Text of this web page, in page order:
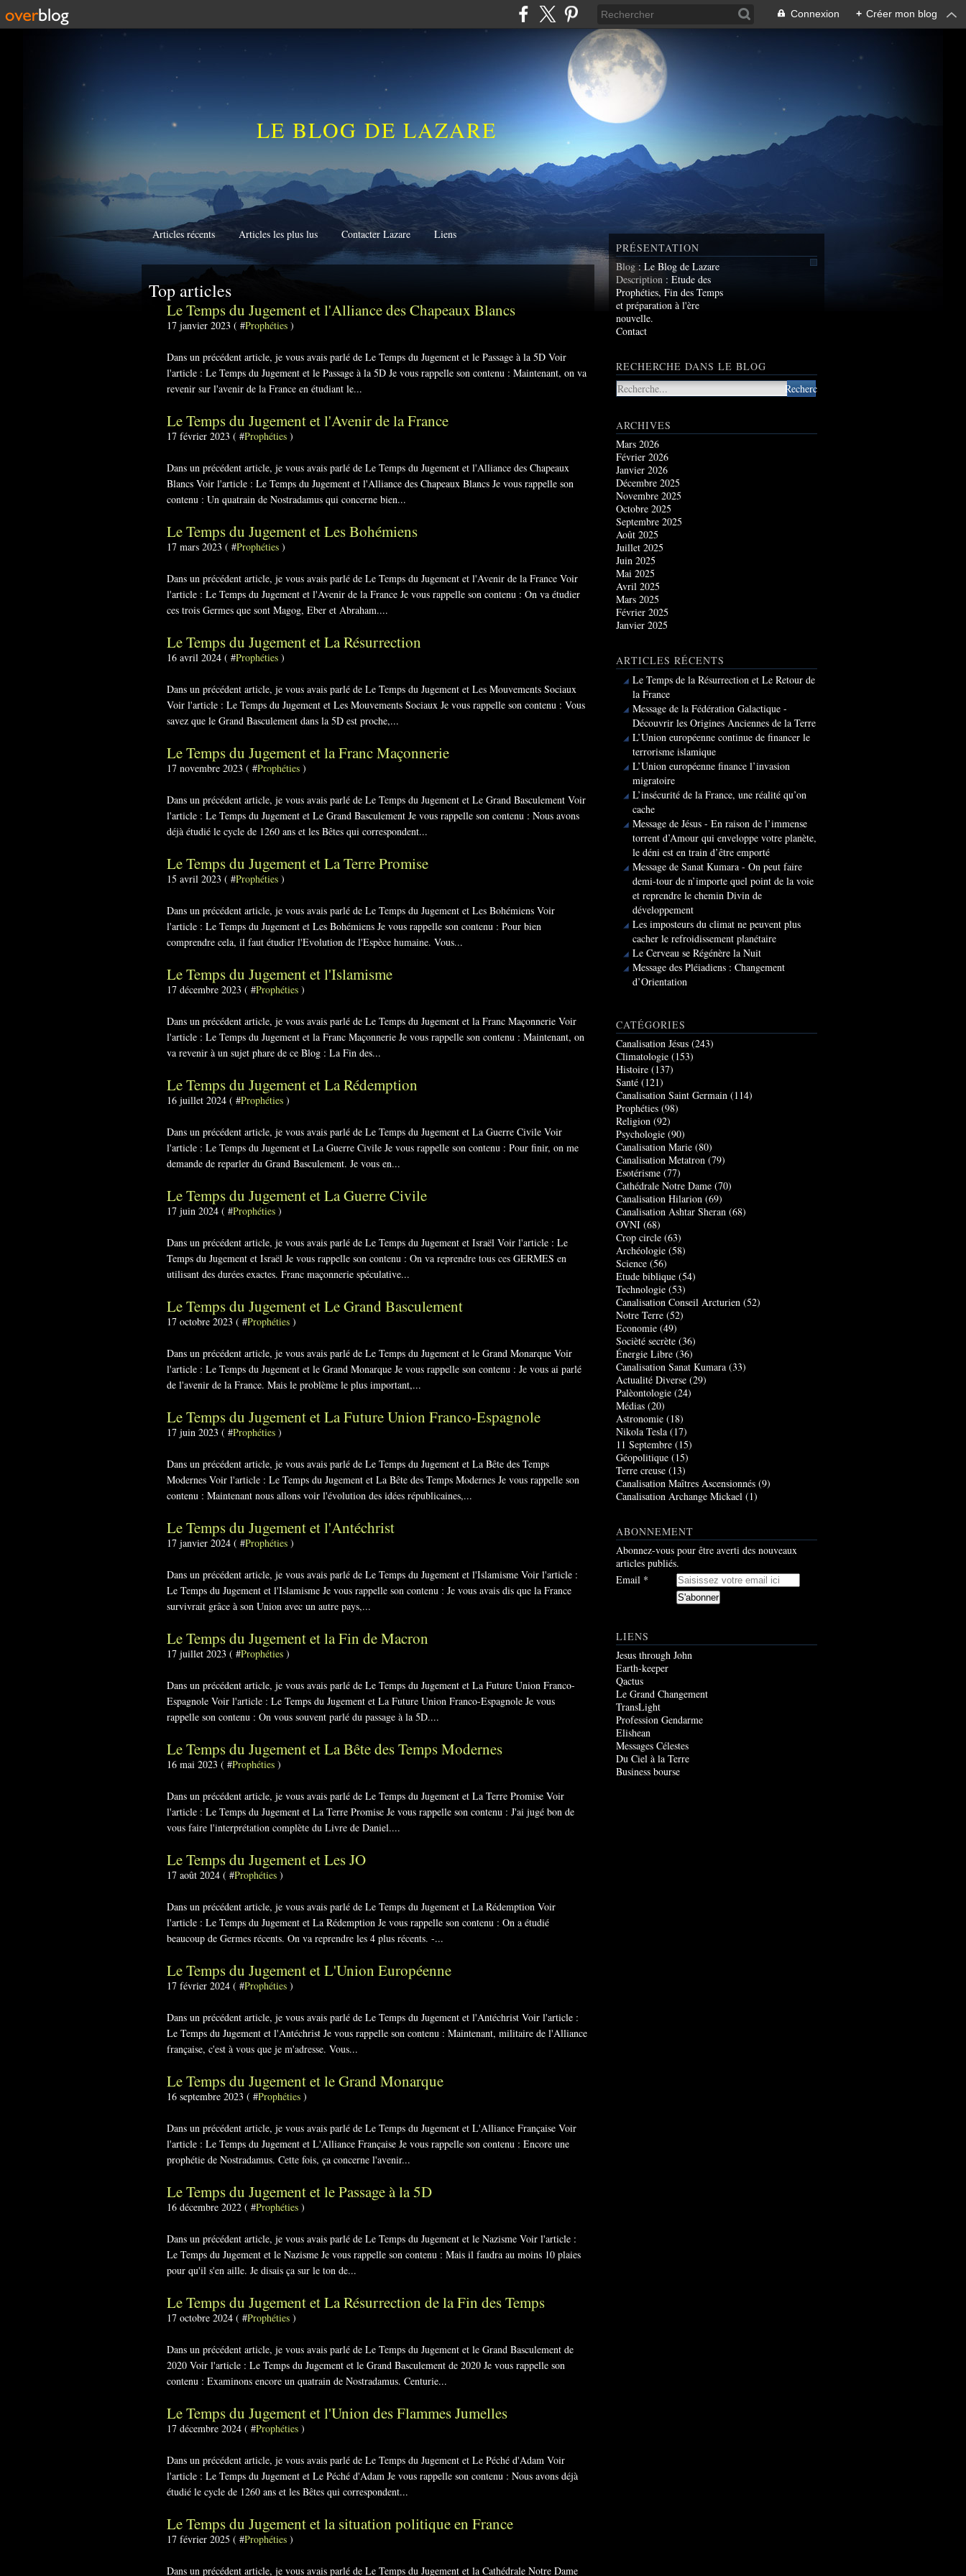
Connexion + Créer mon blog
LE BLOG DE LAZARE
Articles récents Articles les plus lus Contacter Lazare Liens
Top articles
Le Temps du Jugement et l'Alliance des Chapeaux Blancs
17 janvier 2023 ( #Prophéties )
Dans un précédent article, je vous avais parlé de Le Temps du Jugement et le Passage à la 5D Voir
l'article : Le Temps du Jugement et le Passage à la 5D Je vous rappelle son contenu : Maintenant, on va
revenir sur l'avenir de la France en étudiant le...
Le Temps du Jugement et l'Avenir de la France
17 février 2023 ( #Prophéties )
Dans un précédent article, je vous avais parlé de Le Temps du Jugement et l'Alliance des Chapeaux
Blancs Voir l'article : Le Temps du Jugement et l'Alliance des Chapeaux Blancs Je vous rappelle son
contenu : Un quatrain de Nostradamus qui concerne bien...
Le Temps du Jugement et Les Bohémiens
17 mars 2023 ( #Prophéties )
Dans un précédent article, je vous avais parlé de Le Temps du Jugement et l'Avenir de la France Voir
l'article : Le Temps du Jugement et l'Avenir de la France Je vous rappelle son contenu : On va étudier
ces trois Germes que sont Magog, Eber et Abraham....
Le Temps du Jugement et La Résurrection
16 avril 2024 ( #Prophéties )
Dans un précédent article, je vous avais parlé de Le Temps du Jugement et Les Mouvements Sociaux
Voir l'article : Le Temps du Jugement et Les Mouvements Sociaux Je vous rappelle son contenu : Vous
savez que le Grand Basculement dans la 5D est proche,...
Le Temps du Jugement et la Franc Maçonnerie
17 novembre 2023 ( #Prophéties )
Dans un précédent article, je vous avais parlé de Le Temps du Jugement et Le Grand Basculement Voir
l'article : Le Temps du Jugement et Le Grand Basculement Je vous rappelle son contenu : Nous avons
déjà étudié le cycle de 1260 ans et les Bêtes qui correspondent...
Le Temps du Jugement et La Terre Promise
15 avril 2023 ( #Prophéties )
Dans un précédent article, je vous avais parlé de Le Temps du Jugement et Les Bohémiens Voir
l'article : Le Temps du Jugement et Les Bohémiens Je vous rappelle son contenu : Pour bien
comprendre cela, il faut étudier l'Evolution de l'Espèce humaine. Vous...
Le Temps du Jugement et l'Islamisme
17 décembre 2023 ( #Prophéties )
Dans un précédent article, je vous avais parlé de Le Temps du Jugement et la Franc Maçonnerie Voir
l'article : Le Temps du Jugement et la Franc Maçonnerie Je vous rappelle son contenu : Maintenant, on
va revenir à un sujet phare de ce Blog : La Fin des...
Le Temps du Jugement et La Rédemption
16 juillet 2024 ( #Prophéties )
Dans un précédent article, je vous avais parlé de Le Temps du Jugement et La Guerre Civile Voir
l'article : Le Temps du Jugement et La Guerre Civile Je vous rappelle son contenu : Pour finir, on me
demande de reparler du Grand Basculement. Je vous en...
Le Temps du Jugement et La Guerre Civile
17 juin 2024 ( #Prophéties )
Dans un précédent article, je vous avais parlé de Le Temps du Jugement et Israël Voir l'article : Le
Temps du Jugement et Israël Je vous rappelle son contenu : On va reprendre tous ces GERMES en
utilisant des durées exactes. Franc maçonnerie spéculative...
Le Temps du Jugement et Le Grand Basculement
17 octobre 2023 ( #Prophéties )
Dans un précédent article, je vous avais parlé de Le Temps du Jugement et le Grand Monarque Voir
l'article : Le Temps du Jugement et le Grand Monarque Je vous rappelle son contenu : Je vous ai parlé
de l'avenir de la France. Mais le problème le plus important,...
Le Temps du Jugement et La Future Union Franco-Espagnole
17 juin 2023 ( #Prophéties )
Dans un précédent article, je vous avais parlé de Le Temps du Jugement et La Bête des Temps
Modernes Voir l'article : Le Temps du Jugement et La Bête des Temps Modernes Je vous rappelle son
contenu : Maintenant nous allons voir l'évolution des idées républicaines,...
Le Temps du Jugement et l'Antéchrist
17 janvier 2024 ( #Prophéties )
Dans un précédent article, je vous avais parlé de Le Temps du Jugement et l'Islamisme Voir l'article :
Le Temps du Jugement et l'Islamisme Je vous rappelle son contenu : Je vous avais dis que la France
survivrait grâce à son Union avec un autre pays,...
Le Temps du Jugement et la Fin de Macron
17 juillet 2023 ( #Prophéties )
Dans un précédent article, je vous avais parlé de Le Temps du Jugement et La Future Union Franco-
Espagnole Voir l'article : Le Temps du Jugement et La Future Union Franco-Espagnole Je vous
rappelle son contenu : On vous souvent parlé du passage à la 5D....
Le Temps du Jugement et La Bête des Temps Modernes
16 mai 2023 ( #Prophéties )
Dans un précédent article, je vous avais parlé de Le Temps du Jugement et La Terre Promise Voir
l'article : Le Temps du Jugement et La Terre Promise Je vous rappelle son contenu : J'ai jugé bon de
vous faire l'interprétation complète du Livre de Daniel....
Le Temps du Jugement et Les JO
17 août 2024 ( #Prophéties )
Dans un précédent article, je vous avais parlé de Le Temps du Jugement et La Rédemption Voir
l'article : Le Temps du Jugement et La Rédemption Je vous rappelle son contenu : On a étudié
beaucoup de Germes récents. On va reprendre les 4 plus récents. -...
Le Temps du Jugement et L'Union Européenne
17 février 2024 ( #Prophéties )
Dans un précédent article, je vous avais parlé de Le Temps du Jugement et l'Antéchrist Voir l'article :
Le Temps du Jugement et l'Antéchrist Je vous rappelle son contenu : Maintenant, militaire de l'Alliance
française, c'est à vous que je m'adresse. Vous...
Le Temps du Jugement et le Grand Monarque
16 septembre 2023 ( #Prophéties )
Dans un précédent article, je vous avais parlé de Le Temps du Jugement et L'Alliance Française Voir
l'article : Le Temps du Jugement et L'Alliance Française Je vous rappelle son contenu : Encore une
prophétie de Nostradamus. Cette fois, ça concerne l'avenir...
Le Temps du Jugement et le Passage à la 5D
16 décembre 2022 ( #Prophéties )
Dans un précédent article, je vous avais parlé de Le Temps du Jugement et le Nazisme Voir l'article :
Le Temps du Jugement et le Nazisme Je vous rappelle son contenu : Mais il faudra au moins 10 plaies
pour qu'il s'en aille. Je disais ça sur le ton de...
Le Temps du Jugement et La Résurrection de la Fin des Temps
17 octobre 2024 ( #Prophéties )
Dans un précédent article, je vous avais parlé de Le Temps du Jugement et le Grand Basculement de
2020 Voir l'article : Le Temps du Jugement et le Grand Basculement de 2020 Je vous rappelle son
contenu : Examinons encore un quatrain de Nostradamus. Centurie...
Le Temps du Jugement et l'Union des Flammes Jumelles
17 décembre 2024 ( #Prophéties )
Dans un précédent article, je vous avais parlé de Le Temps du Jugement et Le Péché d'Adam Voir
l'article : Le Temps du Jugement et Le Péché d'Adam Je vous rappelle son contenu : Nous avons déjà
étudié le cycle de 1260 ans et les Bêtes qui correspondent...
Le Temps du Jugement et la situation politique en France
17 février 2025 ( #Prophéties )
Dans un précédent article, je vous avais parlé de Le Temps du Jugement et la Cathédrale Notre Dame
PRÉSENTATION
Blog : Le Blog de Lazare
Description : Etude des
Prophéties, Fin des Temps
et préparation à l'ère
nouvelle.
Contact
RECHERCHE DANS LE BLOG
ARCHIVES
Mars 2026
Février 2026
Janvier 2026
Décembre 2025
Novembre 2025
Octobre 2025
Septembre 2025
Août 2025
Juillet 2025
Juin 2025
Mai 2025
Avril 2025
Mars 2025
Février 2025
Janvier 2025
ARTICLES RÉCENTS
Le Temps de la Résurrection et Le Retour de
la France
Message de la Fédération Galactique -
Découvrir les Origines Anciennes de la Terre
L’Union européenne continue de financer le
terrorisme islamique
L’Union européenne finance l’invasion
migratoire
L’insécurité de la France, une réalité qu’on
cache
Message de Jésus - En raison de l’immense
torrent d’Amour qui enveloppe votre planète,
le déni est en train d’être emporté
Message de Sanat Kumara - On peut faire
demi-tour de n’importe quel point de la voie
et reprendre le chemin Divin de
développement
Les imposteurs du climat ne peuvent plus
cacher le refroidissement planétaire
Le Cerveau se Régénère la Nuit
Message des Pléiadiens : Changement
d’Orientation
CATÉGORIES
Canalisation Jésus (243)
Climatologie (153)
Histoire (137)
Santé (121)
Canalisation Saint Germain (114)
Prophéties (98)
Religion (92)
Psychologie (90)
Canalisation Marie (80)
Canalisation Metatron (79)
Esotérisme (77)
Cathédrale Notre Dame (70)
Canalisation Hilarion (69)
Canalisation Ashtar Sheran (68)
OVNI (68)
Crop circle (63)
Archéologie (58)
Science (56)
Etude biblique (54)
Technologie (53)
Canalisation Conseil Arcturien (52)
Notre Terre (52)
Economie (49)
Socièté secrète (36)
Énergie Libre (36)
Canalisation Sanat Kumara (33)
Actualité Diverse (29)
Palèontologie (24)
Médias (20)
Astronomie (18)
Nikola Tesla (17)
11 Septembre (15)
Géopolitique (15)
Terre creuse (13)
Canalisation Maîtres Ascensionnés (9)
Canalisation Archange Mickael (1)
ABONNEMENT
Abonnez-vous pour être averti des nouveaux
articles publiés.
Email
LIENS
Jesus through John
Earth-keeper
Qactus
Le Grand Changement
TransLight
Profession Gendarme
Elishean
Messages Célestes
Du Ciel à la Terre
Business bourse